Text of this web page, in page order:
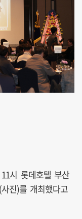
시 롯데호텔 부산
진)를 개최했다고